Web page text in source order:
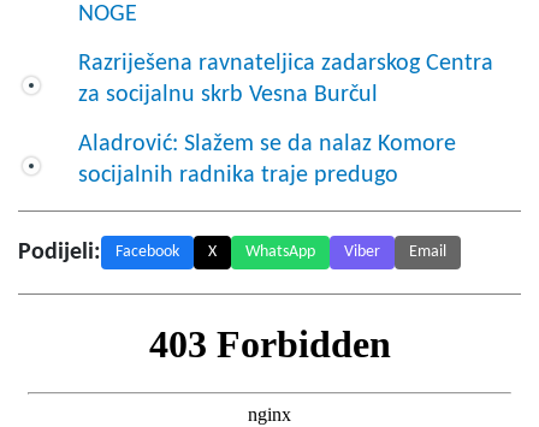
NOGE
Razriješena ravnateljica zadarskog Centra
za socijalnu skrb Vesna Burčul
Aladrović: Slažem se da nalaz Komore
socijalnih radnika traje predugo
Podijeli: Facebook X WhatsApp Viber Email